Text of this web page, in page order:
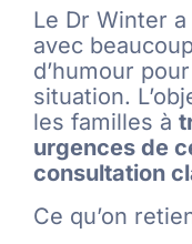
Le Dr Winter
avec
d’humour
situation.
les familles à
urgences de
consultation
Ce qu’on